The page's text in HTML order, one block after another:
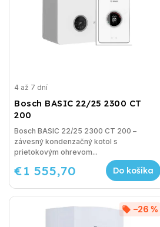
Bosch BASIC 22/25 2300 CT
200
4 až 7 dní
€1 555,70 Do košíka
Bosch BASIC 22/25 2300 CT 200 –
závesný kondenzačný kotol s
prietokovým ohrevom...
–26 %